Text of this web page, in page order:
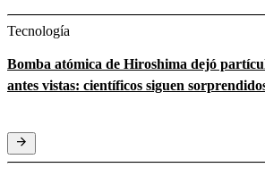
Tecnología
Bomba atómica de Hiroshima dejó
antes vistas: científicos siguen